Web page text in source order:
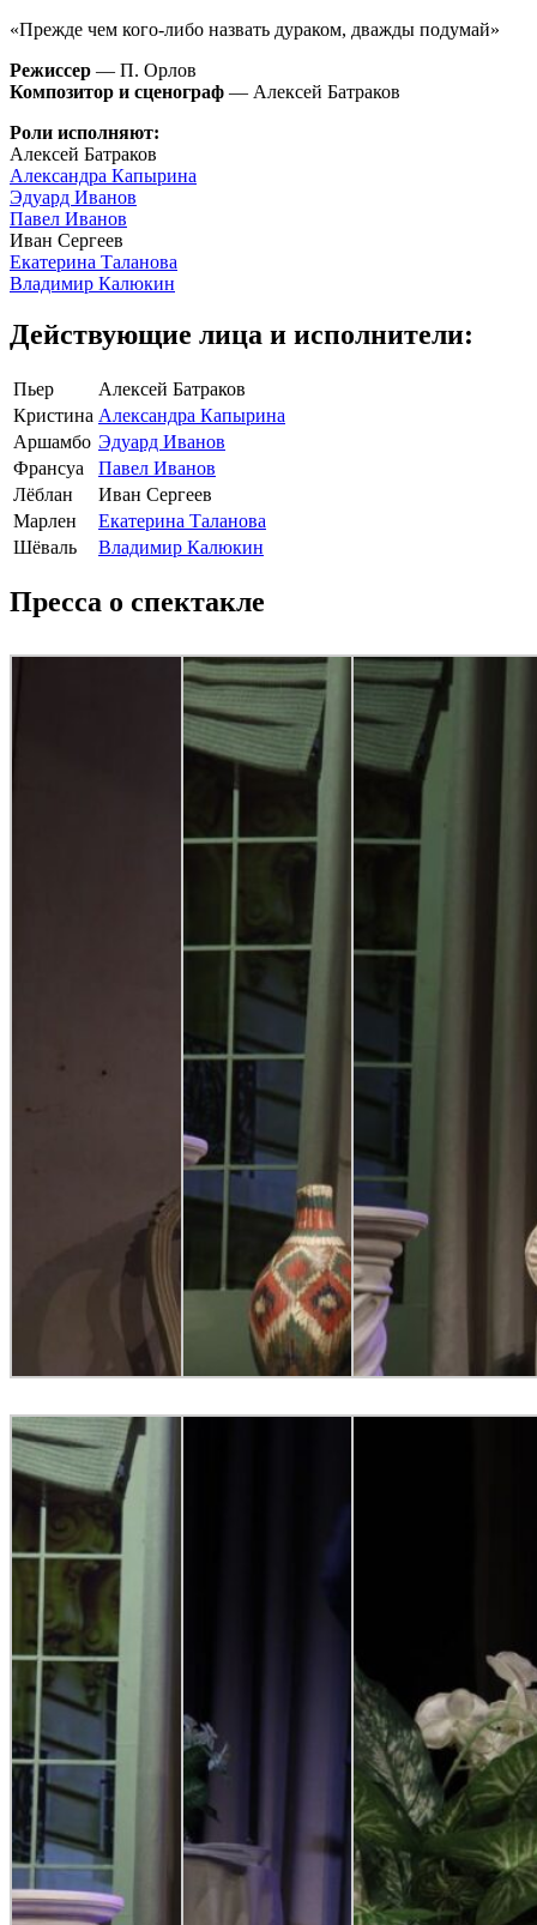
«Прежде чем кого-либо назвать дураком, дважды подумай»
Режиссер — П. Орлов
Композитор и сценограф — Алексей Батраков
Роли исполняют:
Алексей Батраков
Александра Капырина
Эдуард Иванов
Павел Иванов
Иван Сергеев
Екатерина Таланова
Владимир Калюкин
Действующие лица и исполнители:
Пьер
Алексей Батраков
Кристина Александра Капырина
Аршамбо Эдуард Иванов
Франсуа
Павел Иванов
Лёблан
Иван Сергеев
Марлен
Екатерина Таланова
Шёваль
Владимир Калюкин
Пресса о спектакле